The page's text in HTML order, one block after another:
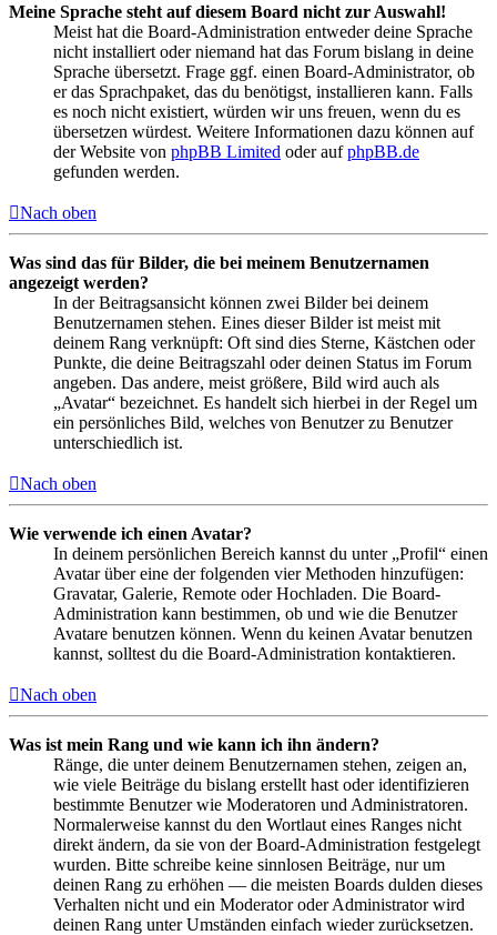
Meine Sprache steht auf diesem Board nicht zur Auswahl!
Meist hat die Board-Administration entweder deine Sprache
nicht installiert oder niemand hat das Forum bislang in deine
Sprache übersetzt. Frage ggf. einen Board-Administrator, ob
er das Sprachpaket, das du benötigst, installieren kann. Falls
es noch nicht existiert, würden wir uns freuen, wenn du es
übersetzen würdest. Weitere Informationen dazu können auf
der Website von phpBB Limited oder aufphpBB.de
gefunden werden.
Nach oben
Was sind das für Bilder, die bei meinem Benutzernamen
angezeigt werden?
In der Beitragsansicht können zwei Bilder bei deinem
Benutzernamen stehen. Eines dieser Bilder ist meist mit
deinem Rang verknüpft: Oft sind dies Sterne, Kästchen oder
Punkte, die deine Beitragszahl oder deinen Status im Forum
angeben. Das andere, meist größere, Bild wird auch als
„Avatar“ bezeichnet. Es handelt sich hierbei in der Regel um
ein persönliches Bild, welches von Benutzer zu Benutzer
unterschiedlich ist.
Nach oben
Wie verwende ich einen Avatar?
In deinem persönlichen Bereich kannst du unter „Profil“ einen
Avatar über eine der folgenden vier Methoden hinzufügen:
Gravatar, Galerie, Remote oder Hochladen. Die Board-
Administration kann bestimmen, ob und wie die Benutzer
Avatare benutzen können. Wenn du keinen Avatar benutzen
kannst, solltest du die Board-Administration kontaktieren.
Nach oben
Was ist mein Rang und wie kann ich ihn ändern?
Ränge, die unter deinem Benutzernamen stehen, zeigen an,
wie viele Beiträge du bislang erstellt hast oder identifizieren
bestimmte Benutzer wie Moderatoren und Administratoren.
Normalerweise kannst du den Wortlaut eines Ranges nicht
direkt ändern, da sie von der Board-Administration festgelegt
wurden. Bitte schreibe keine sinnlosen Beiträge, nur um
deinen Rang zu erhöhen — die meisten Boards dulden dieses
Verhalten nicht und ein Moderator oder Administrator wird
deinen Rang unter Umständen einfach wieder zurücksetzen.